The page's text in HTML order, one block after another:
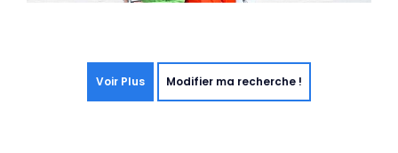
Voir Plus Modifier ma recherche !